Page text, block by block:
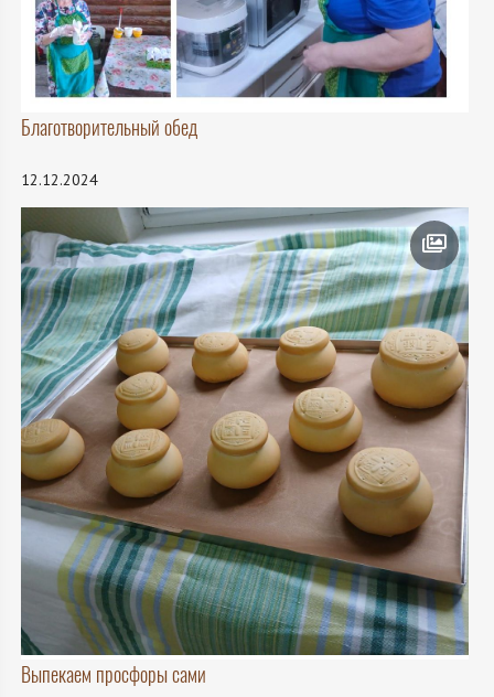
Благотворительный обед
12.12.2024
Выпекаем просфоры сами